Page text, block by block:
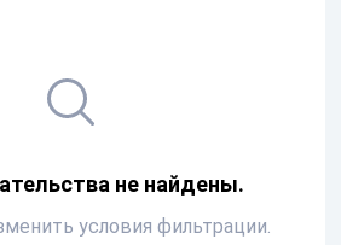
не найдены.
условия фильтрации.